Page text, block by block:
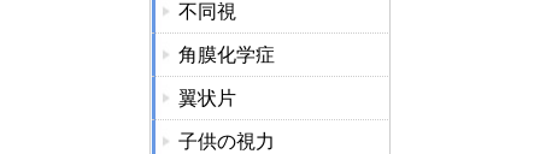
不同視
角膜化学症
翼状片
子供の視力